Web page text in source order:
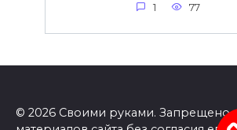
1 77
© 2026 Своими руками. Запрещено